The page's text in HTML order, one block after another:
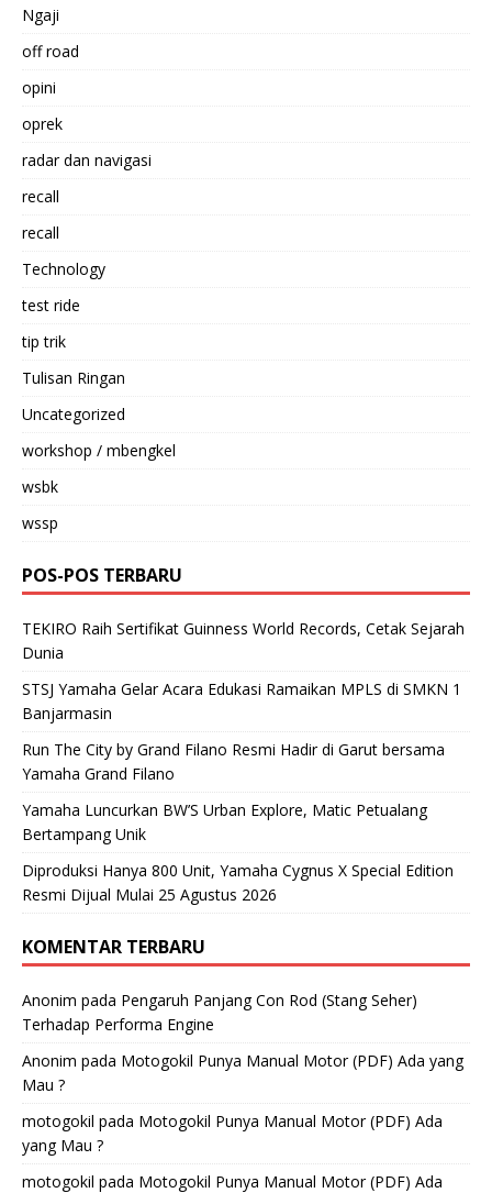
Ngaji
off road
opini
oprek
radar dan navigasi
recall
recall
Technology
test ride
tip trik
Tulisan Ringan
Uncategorized
workshop / mbengkel
wsbk
wssp
POS-POS TERBARU
TEKIRO Raih Sertifikat Guinness World Records, Cetak Sejarah
Dunia
STSJ Yamaha Gelar Acara Edukasi Ramaikan MPLS di SMKN 1
Banjarmasin
Run The City by Grand Filano Resmi Hadir di Garut bersama
Yamaha Grand Filano
Yamaha Luncurkan BW’S Urban Explore, Matic Petualang
Bertampang Unik
Diproduksi Hanya 800 Unit, Yamaha Cygnus X Special Edition
Resmi Dijual Mulai 25 Agustus 2026
KOMENTAR TERBARU
Anonim pada Pengaruh Panjang Con Rod (Stang Seher)
Terhadap Performa Engine
Anonim pada Motogokil Punya Manual Motor (PDF) Ada yang
Mau ?
motogokil pada Motogokil Punya Manual Motor (PDF) Ada
yang Mau ?
motogokil pada Motogokil Punya Manual Motor (PDF) Ada